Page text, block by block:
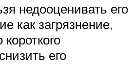
недооценивать его
как загрязнение,
его